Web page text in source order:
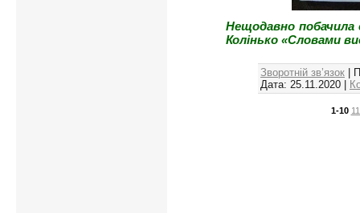
Нещодавно побачила
Колінько «Словами
Зворотній зв’язок |
Дата: 25.11.2020 |
1-10